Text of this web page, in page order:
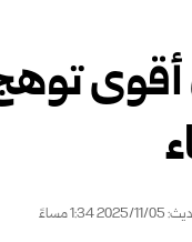
05 1:34 مساءً